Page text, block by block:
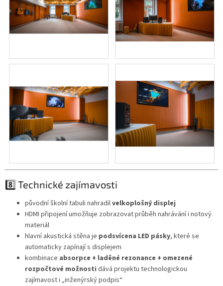
8️⃣ Technické zajímavosti
původní školní tabuli nahradilvelkoplošný displej
HDMI připojení umožňuje zobrazovat průběh nahrávání i notový
materiál
hlavní akustická stěna je podsvícena LED pásky, které se
automaticky zapínají s displejem
kombinace absorpce + laděné rezonance + omezené
rozpočtové možnosti dává projektu technologickou
zajímavost i „inženýrský podpis“